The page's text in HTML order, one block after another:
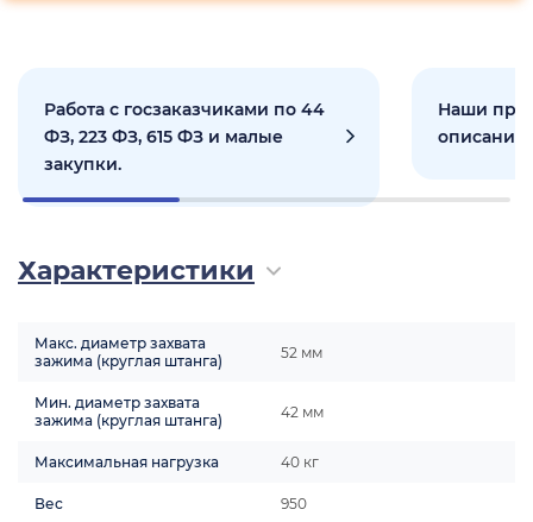
Работа с госзаказчиками по 44
ФЗ, 223 ФЗ, 615 ФЗ и малые
закупки.
Наши
Характеристики
Макс. диаметр захвата
зажима (круглая штанга)
52 мм
Мин. диаметр захвата
зажима (круглая штанга)
42 мм
Максимальная нагрузка 40 кг
Вес 950